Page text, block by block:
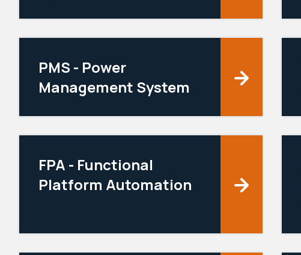
PMS - Power
Management System
FPA - Functional
Platform Automation